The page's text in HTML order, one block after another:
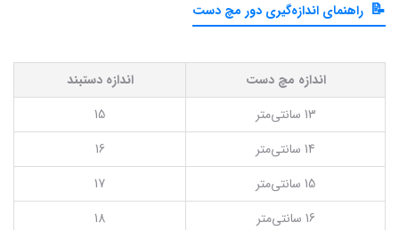
راهنمای اندازه‌گیری دور مچ دست
اندازه مچ دست
اندازه دستبند
13 سانتی‌متر
15
14 سانتی‌متر
16
15 سانتی‌متر
17
16 سانتی‌متر
18